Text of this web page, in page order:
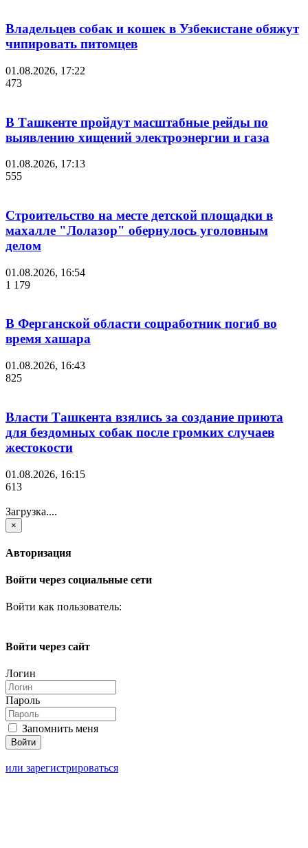
Владельцев собак и кошек в Узбекистане обяжут
чипировать питомцев
01.08.2026, 17:22
473
В Ташкенте пройдут масштабные рейды по
выявлению хищений электроэнергии и газа
01.08.2026, 17:13
555
Строительство на месте детской площадки в
махалле "Лолазор" обернулось уголовным
делом
01.08.2026, 16:54
1 179
В Ферганской области соцработник погиб во
время хашара
01.08.2026, 16:43
825
Власти Ташкента взялись за создание приюта
для бездомных собак после громких случаев
жестокости
01.08.2026, 16:15
613
Загрузка....
×
Авторизация
Войти через социальные сети
Войти как пользователь:
Войти через сайт
Логин
Пароль
Запомнить меня
или зарегистрироваться